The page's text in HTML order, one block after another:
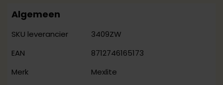
Algemeen
SKU leverancier
3409ZW
EAN
8712746165173
Merk
Mexlite